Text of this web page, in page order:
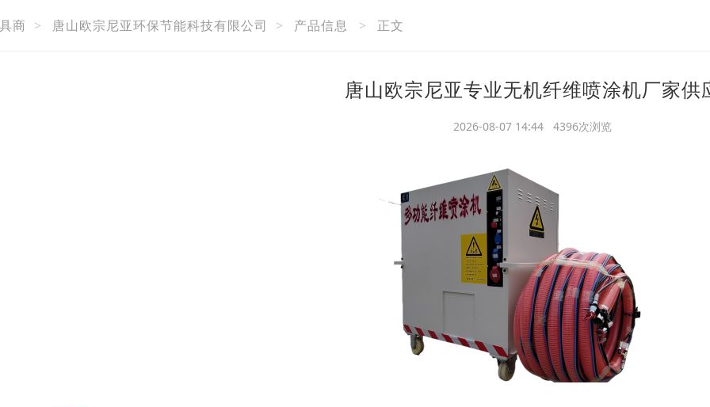
商 > 唐山欧宗尼亚环保节能科技有限公司 > 产品信息 > 正文
唐山欧宗尼亚专业无机纤维喷涂机厂家供
2026-08-07 14:44 4396次浏览